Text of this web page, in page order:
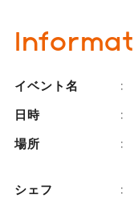
イベント名
日時
場所
シェフ